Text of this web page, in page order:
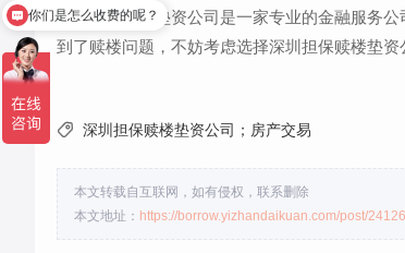
深圳担保赎楼垫资公司是一家专业的金融服务
到了赎楼问题，不妨考虑选择深圳担保赎楼垫资
 深圳担保赎楼垫资公司；房产交易
本文转载自互联网，如有侵权，联系删除
本文地址： https://borrow.yizhandaikuan.com/post/
按揭转银行降利息